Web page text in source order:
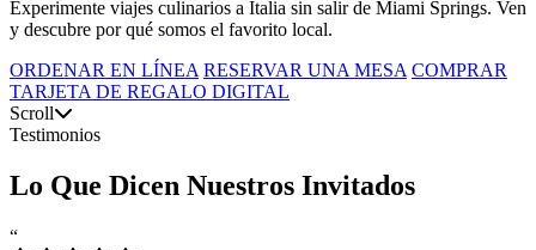
Experimente viajes culinarios a Italia sin salir de Miami Springs. Ven
y descubre por qué somos el favorito local.
ORDENAR EN LÍNEA RESERVAR UNA MESA COMPRAR
TARJETA DE REGALO DIGITAL
Scroll
Testimonios
Lo Que Dicen Nuestros Invitados
“